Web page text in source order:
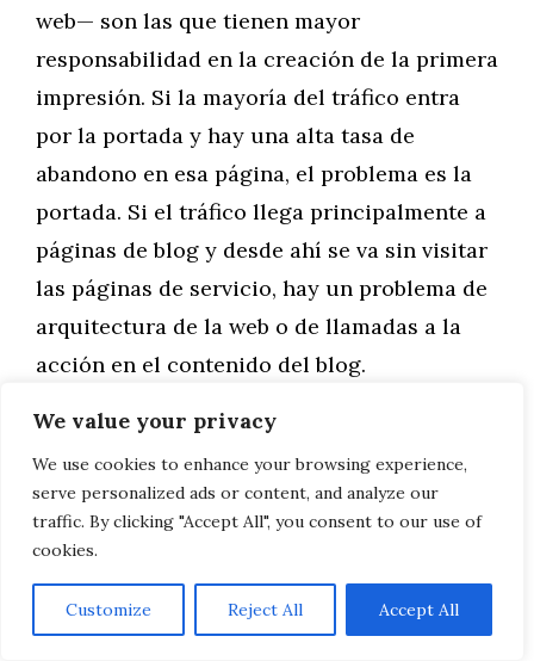
We value your privacy
We use cookies to enhance your browsing experience,
serve personalized ads or content, and analyze our
traffic. By clicking "Accept All", you consent to our use of
cookies.
Customize Reject All Accept All
web— son las que tienen mayor
responsabilidad en la creación de la primera
impresión. Si la mayoría del tráfico entra
por la portada y hay una alta tasa de
abandono en esa página, el problema es la
portada. Si el tráfico llega principalmente a
páginas de blog y desde ahí se va sin visitar
las páginas de servicio, hay un problema de
arquitectura de la web o de llamadas a la
acción en el contenido del blog.
Las páginas de salida —las últimas que ven
los usuarios antes de abandonar la web—
son igualmente reveladoras. Si una página
de contacto tiene una tasa de salida muy
alta, puede indicar que el formulario de
contacto genera fricción, que el tiempo de